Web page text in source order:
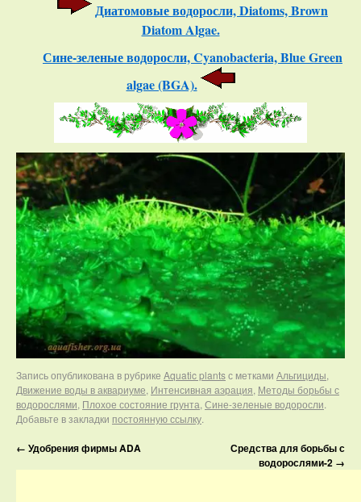
Диатомовые водоросли, Diatoms, Brown
Diatom Algae.
Сине-зеленые водоросли, Cyanobacteria, Blue Green
algae (BGA).
Запись опубликована в рубрике Aquatic plantsс метками Альгициды,
Движение воды в аквариуме, Интенсивная аэрация, Методы борьбы с
водорослями, Плохое состояние грунта, Сине-зеленые водоросли.
Добавьте в закладки постоянную ссылку.
← Удобрения фирмы ADA
Средства для борьбы с
водорослями-2 →